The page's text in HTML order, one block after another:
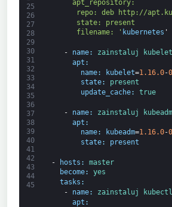
25
26
27
28
29
30
31
32
33
34
35
36
37
38
39
40
41
42
43
44
45
apt_repository:
repo: deb http://
state: present
filename: ' kubernetes '
- name: zainstaluj
kubelet
apt :
name: kubelet=1.16.0-
state:
present
update_cache: true
- name: zainstaluj
kubeadm
apt :
name: kubeadm=1.16.0-
state: present
- hosts :
master
become:
yes
tasks :
-
name: zainstaluj
kubectl
apt :